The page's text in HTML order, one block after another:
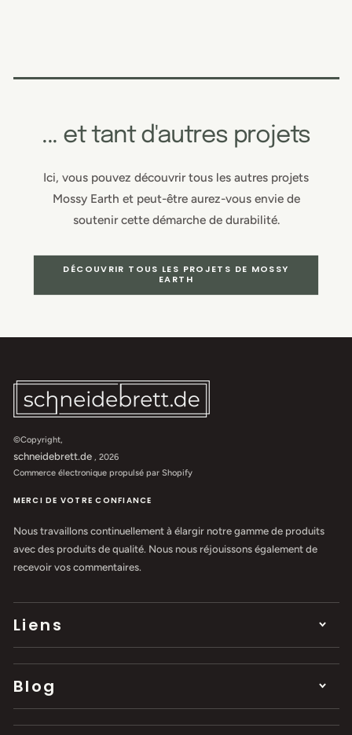
... et tant d'autres projets
Ici, vous pouvez découvrir tous les autres projets
Mossy Earth et peut-être aurez-vous envie de
soutenir cette démarche de durabilité.
DÉCOUVRIR TOUS LES PROJETS DE MOSSY
EARTH
©Copyright,
schneidebrett.de, 2026
Commerce électronique propulsé par Shopify
MERCI DE VOTRE CONFIANCE
Nous travaillons continuellement à élargir notre gamme de produits
avec des produits de qualité. Nous nous réjouissons également de
recevoir vos commentaires.
Liens
Blog